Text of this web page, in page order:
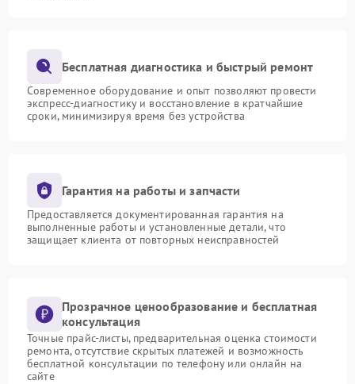
Бесплатная диагностика и быстрый ремонт
Современное оборудование и опыт позволяют провести
экспресс-диагностику и восстановление в кратчайшие
сроки, минимизируя время без устройства
Гарантия на работы и запчасти
Предоставляется документированная гарантия на
выполненные работы и установленные детали, что
защищает клиента от повторных неисправностей
Прозрачное ценообразование и бесплатная
консультация
Точные прайс-листы, предварительная оценка стоимости
ремонта, отсутствие скрытых платежей и возможность
бесплатной консультации по телефону или онлайн на
сайте